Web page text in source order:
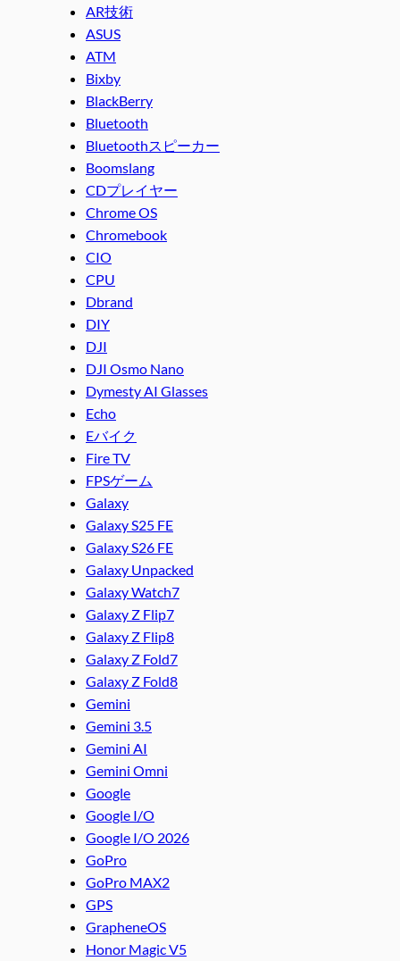
AR技術
ASUS
ATM
Bixby
BlackBerry
Bluetooth
Bluetoothスピーカー
Boomslang
CDプレイヤー
Chrome OS
Chromebook
CIO
CPU
Dbrand
DIY
DJI
DJI Osmo Nano
Dymesty AI Glasses
Echo
Eバイク
Fire TV
FPSゲーム
Galaxy
Galaxy S25 FE
Galaxy S26 FE
Galaxy Unpacked
Galaxy Watch7
Galaxy Z Flip7
Galaxy Z Flip8
Galaxy Z Fold7
Galaxy Z Fold8
Gemini
Gemini 3.5
Gemini AI
Gemini Omni
Google
Google I/O
Google I/O 2026
GoPro
GoPro MAX2
GPS
GrapheneOS
Honor Magic V5